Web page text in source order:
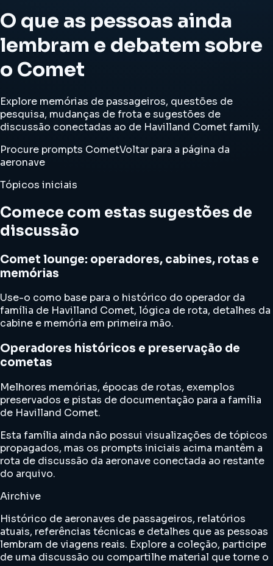
O que as pessoas ainda
lembram e debatem sobre
o Comet
Explore memórias de passageiros, questões de
pesquisa, mudanças de frota e sugestões de
discussão conectadas ao de Havilland Comet family.
Procure prompts CometVoltar para a página da
aeronave
Tópicos iniciais
Comece com estas sugestões de
discussão
Comet lounge: operadores, cabines, rotas e
memórias
Use-o como base para o histórico do operador da
família de Havilland Comet, lógica de rota, detalhes da
cabine e memória em primeira mão.
Operadores históricos e preservação de
cometas
Melhores memórias, épocas de rotas, exemplos
preservados e pistas de documentação para a família
de Havilland Comet.
Esta família ainda não possui visualizações de tópicos
propagados, mas os prompts iniciais acima mantêm a
rota de discussão da aeronave conectada ao restante
do arquivo.
Airchive
Histórico de aeronaves de passageiros, relatórios
atuais, referências técnicas e detalhes que as pessoas
lembram de viagens reais. Explore a coleção, participe
de uma discussão ou compartilhe material que torne o